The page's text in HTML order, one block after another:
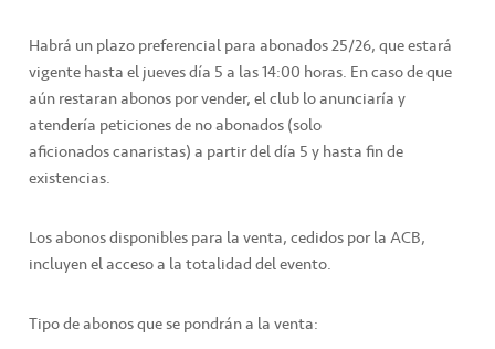
Habrá un plazo preferencial para abonados 25/26, que estará
vigente hasta el jueves día 5 a las 14:00 horas. En caso de que
aún restaran abonos por vender, el club lo anunciaría y
atendería peticiones de no abonados (solo
aficionados canaristas) a partir del día 5 y hasta fin de
existencias.
Los abonos disponibles para la venta, cedidos por la ACB,
incluyen el acceso a la totalidad del evento.
Tipo de abonos que se pondrán a la venta: